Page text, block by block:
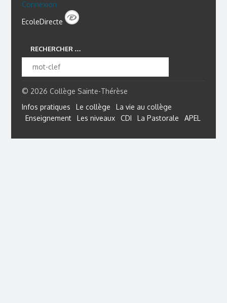
Connexion
EcoleDirecte
RECHERCHER …
© 2026 Collège Sainte-Thérèse
Infos pratiques
Le collège
La vie au collège
Enseignement
Les niveaux CDI La Pastorale APEL